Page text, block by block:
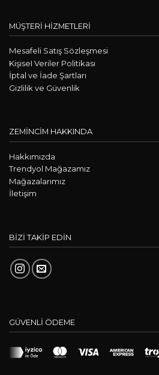
MÜŞTERİ HİZMETLERİ
Mesafeli Satış Sözleşmesi
KişiseI Veriler Politikası
İptal ve İade Şartları
Gizlilik ve Güvenlik
ZEMİNCİM HAKKINDA
Hakkımızda
Trendyol Mağazamız
Mağazalarımız
İletişim
BİZİ TAKİP EDİN
GÜVENLİ ÖDEME